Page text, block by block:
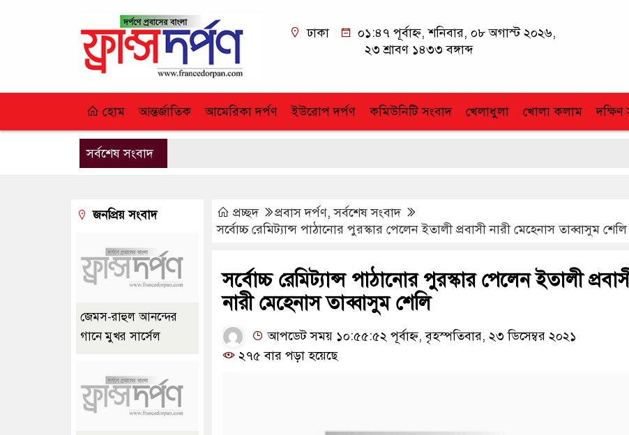
ঢাকা
০১:৪৭ পূর্বাহ্ন, শনিবার, ০৮ অগাস্ট ২০২৬,
২৩ শ্রাবণ ১৪৩৩ বঙ্গাব্দ
হোম আন্তর্জাতিক আমেরিকা দর্পণ ইউরোপ দর্পণ কমিউনিটি সংবাদ খেলাধুলা খোলা কলাম দক্ষিণ
সর্বশেষ সংবাদ
প্রচ্ছদ প্রবাস দর্পণ,সর্বশেষ সংবাদ
সর্বোচ্চ রেমিট্যান্স পাঠানোর পুরস্কার পেলেন ইতালী প্রবাসী নারী মেহেনাস তাব্বাসুম শেলি
সর্বোচ্চ রেমিট্যান্স পাঠানোর পুরস্কার পেলেন ইতালী
নারী মেহেনাস তাব্বাসুম শেলি
আপডেট সময় ১০:৫৫:৫২ পূর্বাহ্ন, বৃহস্পতিবার, ২৩ ডিসেম্বর ২০২১
২৭৫ বার পড়া হয়েছে
জনপ্রিয় সংবাদ
জেমস-রাহুল আনন্দের
গানে মুখর সার্সেল